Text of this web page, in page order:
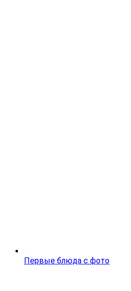
Первые блюда с фото